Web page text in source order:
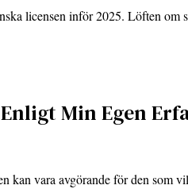
licensen inför 2025. Löften om
Min Egen
kan vara avgörande för den som